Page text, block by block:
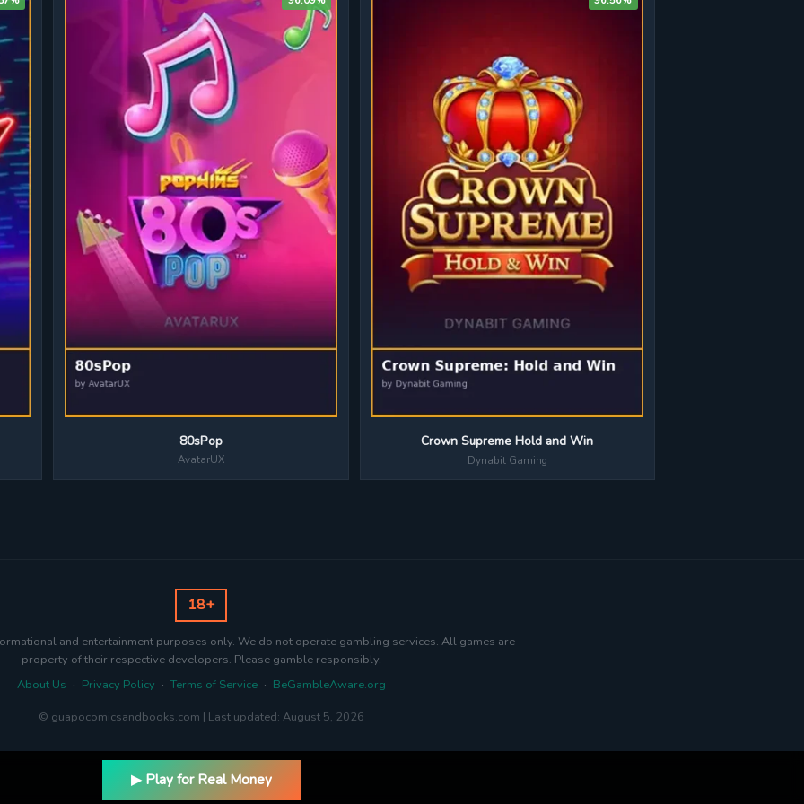
80sPop
AvatarUX
Crown Supreme Hold and Win
Dynabit Gaming
18+
and entertainment purposes only. We do not operate gambling services. All games are
property of their respective developers. Please gamble responsibly.
About Us · Privacy Policy · Terms of Service · BeGambleAware.org
© guapocomicsandbooks.com | Last updated: August 5, 2026
▶ Play for Real Money